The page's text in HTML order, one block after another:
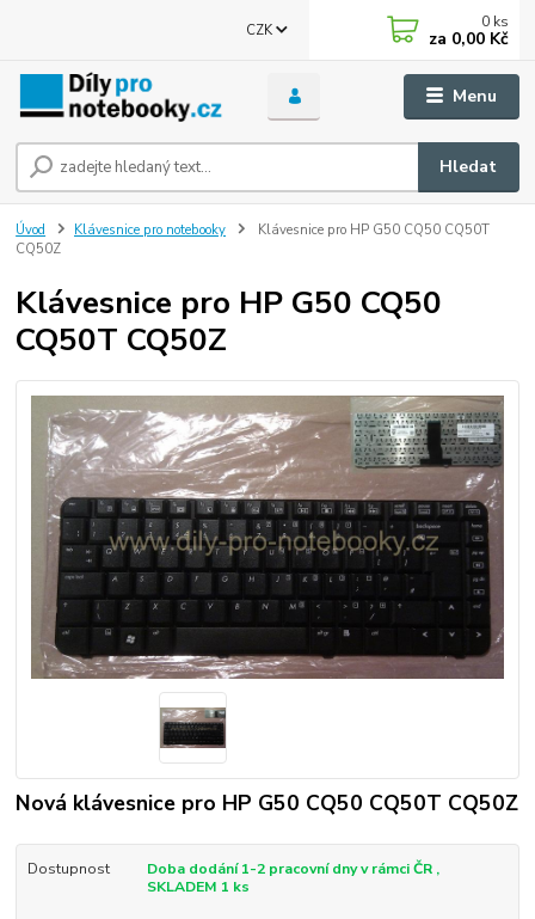
Menu
CZK
Hledat
0 ks
za 0,00 Kč
Úvod Klávesnice pro notebooky
Klávesnice pro HP G50 CQ50 CQ50T
CQ50Z
Klávesnice pro HP G50 CQ50
CQ50T CQ50Z
Nová klávesnice pro HP G50 CQ50 CQ50T CQ50Z
Dostupnost
Doba dodání 1-2 pracovní dny v rámci ČR ,
SKLADEM 1 ks